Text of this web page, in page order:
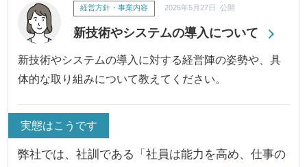
新技術やシステムの導入について
経営方針・事業内容 2026年5月27日 公開
新技術やシステムの導入に対する経営陣の姿勢や、具
体的な取り組みについて教えてください。
実態はこうです
弊社では、社訓である「社員は能力を高め、仕事の